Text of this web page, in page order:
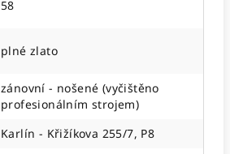
58
plné zlato
zánovní - nošené (vyčištěno
profesionálním strojem)
Karlín - Křižíkova 255/7, P8